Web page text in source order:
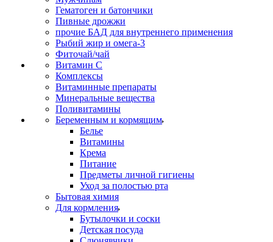
Гематоген и батончики
Пивные дрожжи
прочие БАД для внутреннего применения
Рыбий жир и омега-3
Фиточай/чай
Витамин С
Комплексы
Витаминные препараты
Минеральные вещества
Поливитамины
Беременным и кормящим
Белье
Витамины
Крема
Питание
Предметы личной гигиены
Уход за полостью рта
Бытовая химия
Для кормления
Бутылочки и соски
Детская посуда